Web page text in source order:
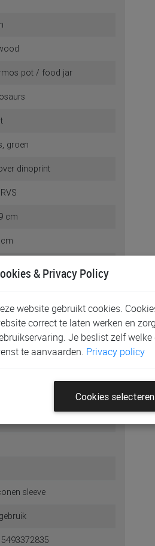
pot / food jar
groen
dinoprint
cm
sleeve
& Privacy Policy
website gebruikt cookies.
correct te laten werken en
Je beslist zelf
te aanvaarden. Privacy policy
Cookies selecteren